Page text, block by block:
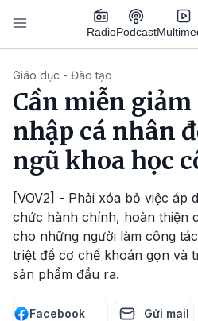
Nhảy đến nội dung
RadioPodcast
Giáo dục - Đào tạo
Cần miễn
nhập cá nhân
ngũ khoa học
[VOV2] - Phải xóa bỏ việc áp
chức hành chính, hoàn thiện
cho những người làm công
triệt để cơ chế khoán gọn và
sản phẩm đầu ra.
Facebook Gửi mail